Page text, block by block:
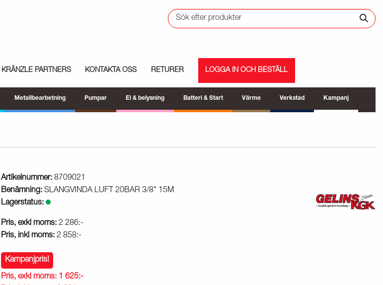
KRÄNZLE PARTNERS KONTAKTA OSS RETURER LOGGA IN OCH BESTÄLL
Metallbearbetning Pumpar El & belysning Batteri & Start Värme Verkstad Kampanj
Artikelnummer: 8709021
Benämning: SLANGVINDA LUFT 20BAR 3/8" 15M
Lagerstatus:
Pris, exkl moms:2 286:-
Pris, inkl moms:2 858:-
Kampanjpris!
Pris, exkl moms:1 625:-